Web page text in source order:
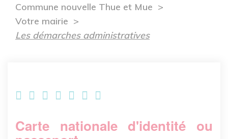
Commune nouvelle Thue et Mue
Votre mairie
Les démarches administratives
Carte nationale d'identité ou